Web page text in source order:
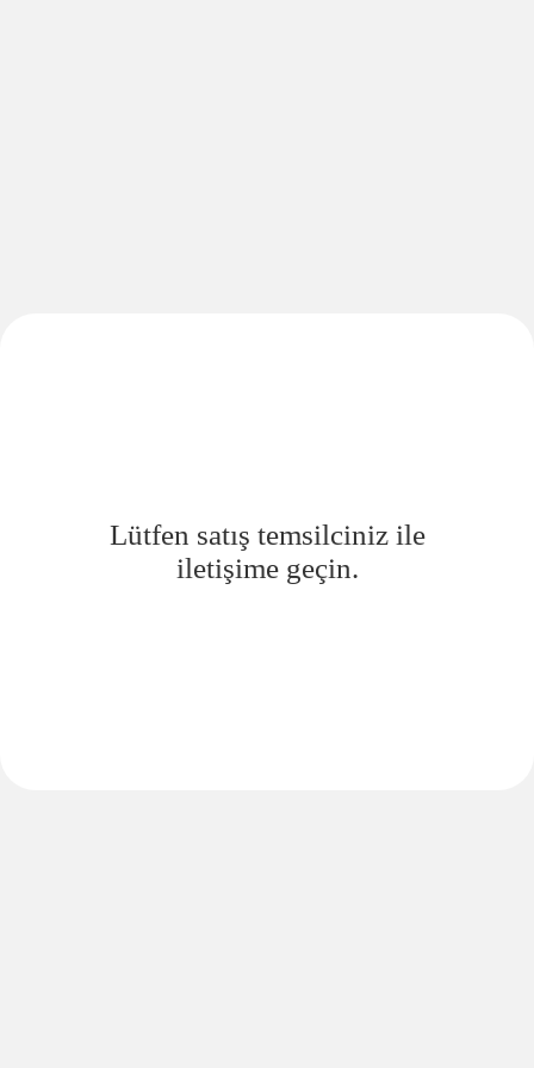
Lütfen satış temsilciniz ile
iletişime geçin.